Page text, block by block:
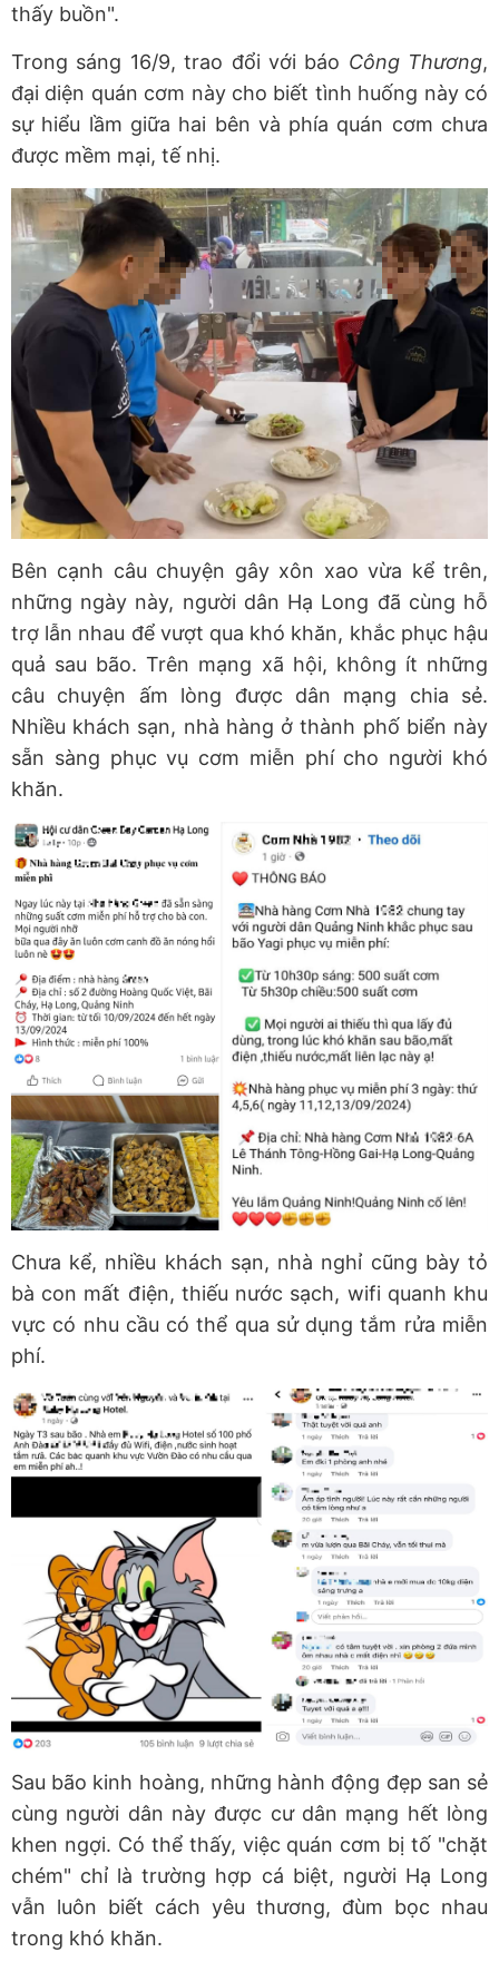
thấy buồn".
Trong sáng 16/9, trao đổi với báo Công Thương,
đại diện quán cơm này cho biết tình huống này có
sự hiểu lầm giữa hai bên và phía quán cơm chưa
được mềm mại, tế nhị.
Bên cạnh câu chuyện gây xôn xao vừa kể trên,
những ngày này, người dân Hạ Long đã cùng hỗ
trợ lẫn nhau để vượt qua khó khăn, khắc phục hậu
quả sau bão. Trên mạng xã hội, không ít những
câu chuyện ấm lòng được dân mạng chia sẻ.
Nhiều khách sạn, nhà hàng ở thành phố biển này
sẵn sàng phục vụ cơm miễn phí cho người khó
khăn.
Chưa kể, nhiều khách sạn, nhà nghỉ cũng bày tỏ
bà con mất điện, thiếu nước sạch, wifi quanh khu
vực có nhu cầu có thể qua sử dụng tắm rửa miễn
phí.
Sau bão kinh hoàng, những hành động đẹp san sẻ
cùng người dân này được cư dân mạng hết lòng
khen ngợi. Có thể thấy, việc quán cơm bị tố "chặt
chém" chỉ là trường hợp cá biệt, người Hạ Long
vẫn luôn biết cách yêu thương, đùm bọc nhau
trong khó khăn.